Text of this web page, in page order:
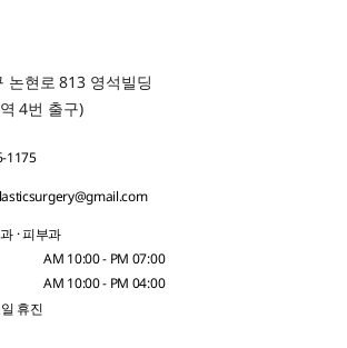
논현로 813 영석빌딩
4번 출구)
1175
· 피부과
AM 10:00 - PM 07:00
AM 10:00 - PM 04:00
휴진